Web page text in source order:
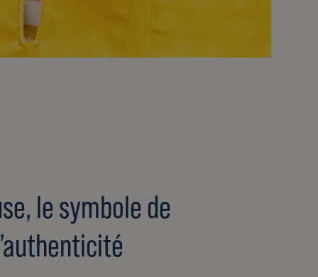
le symbole de